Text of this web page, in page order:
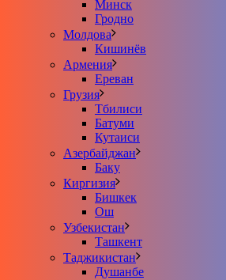
Минск
Гродно
Молдова
Кишинёв
Армения
Ереван
Грузия
Тбилиси
Батуми
Кутаиси
Азербайджан
Баку
Киргизия
Бишкек
Ош
Узбекистан
Ташкент
Таджикистан
Душанбе